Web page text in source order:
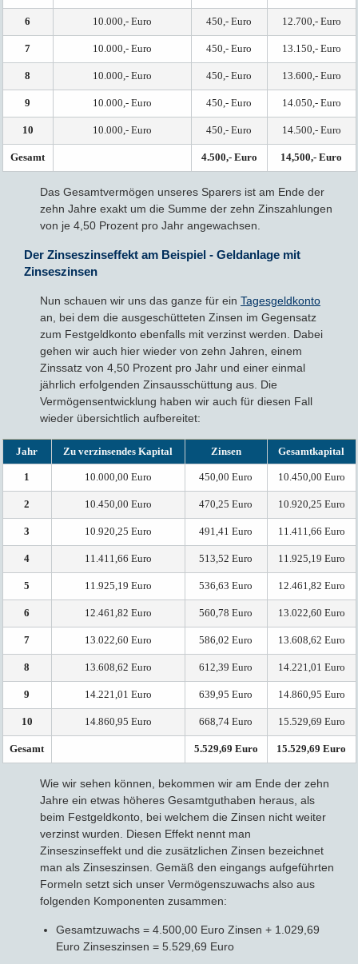
6 10.000,- Euro 450,- Euro 12.700,- Euro
7 10.000,- Euro 450,- Euro 13.150,- Euro
8 10.000,- Euro 450,- Euro 13.600,- Euro
9 10.000,- Euro 450,- Euro 14.050,- Euro
10 10.000,- Euro 450,- Euro 14.500,- Euro
Gesamt 4.500,- Euro 14,500,- Euro
Das Gesamtvermögen unseres Sparers ist am Ende der
zehn Jahre exakt um die Summe der zehn Zinszahlungen
von je 4,50 Prozent pro Jahr angewachsen.
Der Zinseszinseffekt am Beispiel - Geldanlage mit
Zinseszinsen
Nun schauen wir uns das ganze für ein Tagesgeldkonto
an, bei dem die ausgeschütteten Zinsen im Gegensatz
zum Festgeldkonto ebenfalls mit verzinst werden. Dabei
gehen wir auch hier wieder von zehn Jahren, einem
Zinssatz von 4,50 Prozent pro Jahr und einer einmal
jährlich erfolgenden Zinsausschüttung aus. Die
Vermögensentwicklung haben wir auch für diesen Fall
wieder übersichtlich aufbereitet:
Jahr Zu verzinsendes Kapital Zinsen Gesamtkapital
1 10.000,00 Euro 450,00 Euro 10.450,00 Euro
2 10.450,00 Euro 470,25 Euro 10.920,25 Euro
3 10.920,25 Euro 491,41 Euro 11.411,66 Euro
4 11.411,66 Euro 513,52 Euro 11.925,19 Euro
5 11.925,19 Euro 536,63 Euro 12.461,82 Euro
6 12.461,82 Euro 560,78 Euro 13.022,60 Euro
7 13.022,60 Euro 586,02 Euro 13.608,62 Euro
8 13.608,62 Euro 612,39 Euro 14.221,01 Euro
9 14.221,01 Euro 639,95 Euro 14.860,95 Euro
10 14.860,95 Euro 668,74 Euro 15.529,69 Euro
Gesamt 5.529,69 Euro 15.529,69 Euro
Wie wir sehen können, bekommen wir am Ende der zehn
Jahre ein etwas höheres Gesamtguthaben heraus, als
beim Festgeldkonto, bei welchem die Zinsen nicht weiter
verzinst wurden. Diesen Effekt nennt man
Zinseszinseffekt und die zusätzlichen Zinsen bezeichnet
man als Zinseszinsen. Gemäß den eingangs aufgeführten
Formeln setzt sich unser Vermögenszuwachs also aus
folgenden Komponenten zusammen:
Gesamtzuwachs = 4.500,00 Euro Zinsen + 1.029,69
Euro Zinseszinsen = 5.529,69 Euro